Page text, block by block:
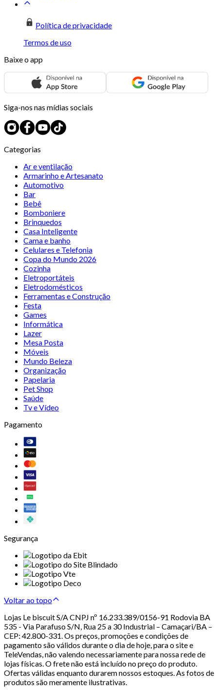
Política de privacidade
Termos de uso
Baixe o app
Siga-nos nas mídias sociais
Categorias
Ar e ventilação
Armarinho e Artesanato
Automotivo
Bar
Bebê
Bomboniere
Brinquedos
Casa Inteligente
Cama e banho
Celulares e Telefonia
Copa do Mundo 2026
Cozinha
Eletroportáteis
Eletrodomésticos
Ferramentas e Construção
Festa
Games
Informática
Lazer
Mesa Posta
Móveis
Mundo Beleza
Organização
Papelaria
Pet Shop
Saúde
Tv e Vídeo
Pagamento
Segurança
Voltar ao topo
Lojas Le biscuit S/A CNPJ nº 16.233.389/0156-91 Rodovia BA
535 - Via Parafuso S/N, Rua 25 a 30 Industrial – Camaçari/BA –
CEP: 42.800-331. Os preços, promoções e condições de
pagamento são válidos durante o dia de hoje, para o site e
TeleVendas, não valendo necessariamente para nossa rede de
lojas físicas. O frete não está incluído no preço do produto.
Ofertas válidas enquanto durarem nossos estoques. As fotos de
produtos são meramente ilustrativas.